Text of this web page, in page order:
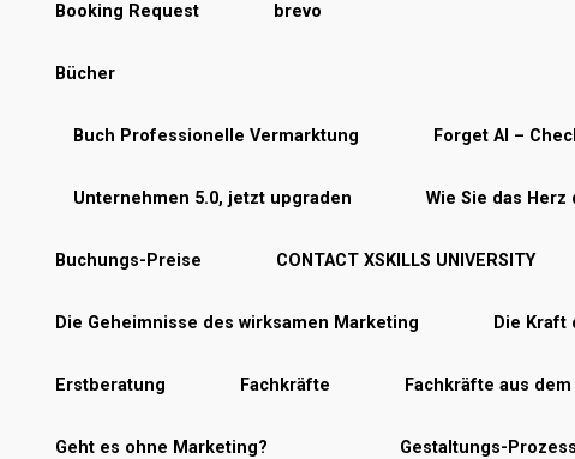
Booking Request brevo
Bücher
Buch Professionelle Vermarktung Forget AI –
Unternehmen 5.0, jetzt upgraden Wie Sie das
Buchungs-Preise CONTACT XSKILLS UNIVERSITY
Die Geheimnisse des wirksamen Marketing Die Kraft
Erstberatung Fachkräfte Fachkräfte aus dem
Geht es ohne Marketing? Gestaltungs-